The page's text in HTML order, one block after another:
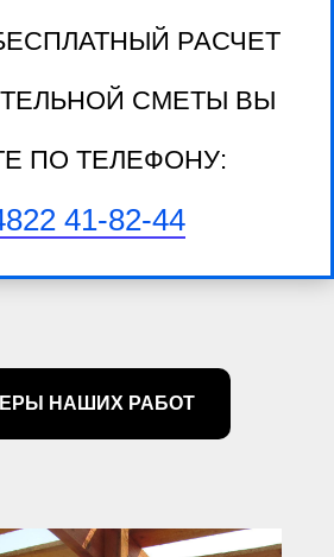
РАСЧЕТ
СМЕТЫ ВЫ
ПО ТЕЛЕФОНУ:
41-82-44
НАШИХ РАБОТ